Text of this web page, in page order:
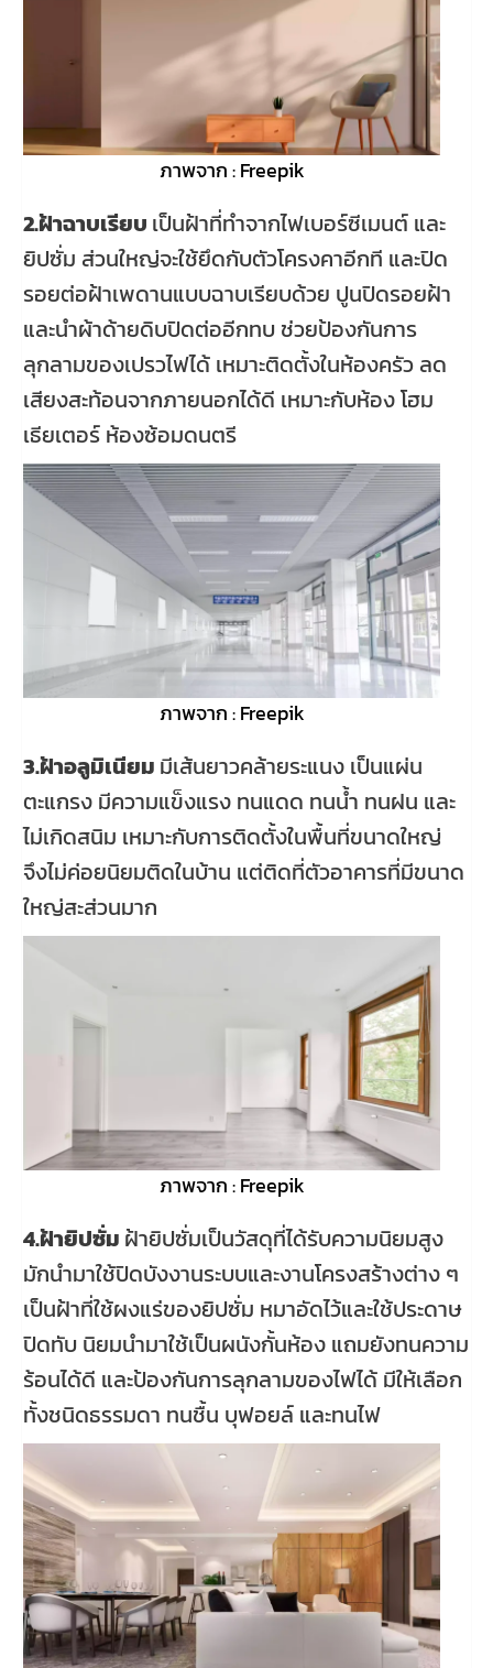
ภาพจาก : Freepik
2.ฝ้าฉาบเรียบ เป็นฝ้าที่ทำจากไฟเบอร์ซีเมนต์ และ
ยิปซั่ม ส่วนใหญ่จะใช้ยึดกับตัวโครงคาอีกที และปิด
รอยต่อฝ้าเพดานแบบฉาบเรียบด้วย ปูนปิดรอยฝ้า
และนำผ้าด้ายดิบปิดต่ออีกทบ ช่วยป้องกันการ
ลุกลามของเปรวไฟได้ เหมาะติดตั้งในห้องครัว ลด
เสียงสะท้อนจากภายนอกได้ดี เหมาะกับห้อง โฮม
เธียเตอร์ ห้องซ้อมดนตรี
ภาพจาก : Freepik
3.ฝ้าอลูมิเนียม มีเส้นยาวคล้ายระแนง เป็นแผ่น
ตะแกรง มีความแข็งแรง ทนแดด ทนน้ำ ทนฝน และ
ไม่เกิดสนิม เหมาะกับการติดตั้งในพื้นที่ขนาดใหญ่
จึงไม่ค่อยนิยมติดในบ้าน แต่ติดที่ตัวอาคารที่มีขนาด
ใหญ่สะส่วนมาก
ภาพจาก : Freepik
4.ฝ้ายิปซั่ม ฝ้ายิปซั่มเป็นวัสดุที่ได้รับความนิยมสูง
มักนำมาใช้ปิดบังงานระบบและงานโครงสร้างต่าง ๆ
เป็นฝ้าที่ใช้ผงแร่ของยิปซั่ม หมาอัดไว้และใช้ประดาษ
ปิดทับ นิยมนำมาใช้เป็นผนังกั้นห้อง แถมยังทนความ
ร้อนได้ดี และป้องกันการลุกลามของไฟได้ มีให้เลือก
ทั้งชนิดธรรมดา ทนชื้น บุฟอยล์ และทนไฟ